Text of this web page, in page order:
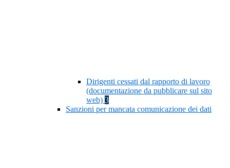
Dirigenti cessati dal rapporto di lavoro
(documentazione da pubblicare sul sito
web) 3
Sanzioni per mancata comunicazione dei dati